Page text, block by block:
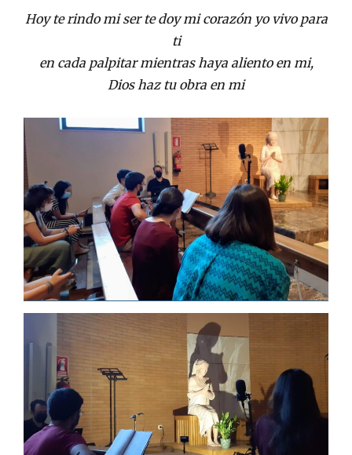
Hoy te rindo mi ser te doy mi corazón yo vivo para
ti
en cada palpitar mientras haya aliento en mi,
Dios haz tu obra en mi